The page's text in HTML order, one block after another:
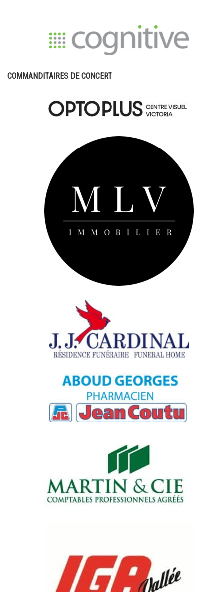
COMMANDITAIRES DE CONCERT